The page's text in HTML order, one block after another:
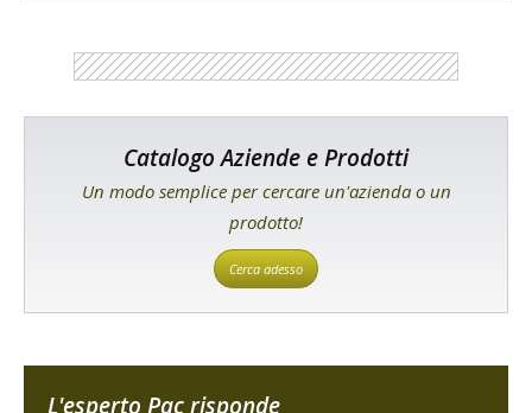
Catalogo Aziende e Prodotti
Un modo semplice per cercare un'azienda o un
prodotto!
Cerca adesso
L'esperto Pac risponde